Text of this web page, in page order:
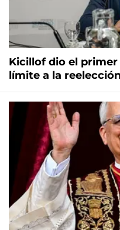
Kicillof dio el
límite a la